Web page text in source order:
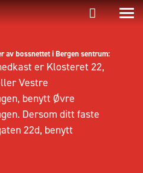
av bossnettet i Bergen sentrum:
er Klosteret 22,
Vestre
benytt Øvre
Dersom ditt faste
22d, benytt